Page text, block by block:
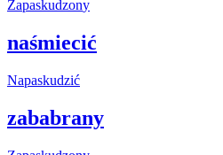
Zapaskudzony
naśmiecić
Napaskudzić
zababrany